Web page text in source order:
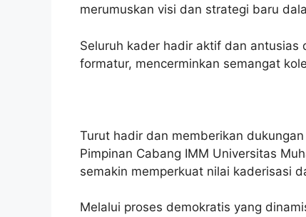
merumuskan visi dan strategi baru
Seluruh kader hadir aktif dan
formatur, mencerminkan semangat
Turut hadir dan memberikan
Pimpinan Cabang IMM Universitas
semakin memperkuat nilai kaderisasi
Melalui proses demokratis yang